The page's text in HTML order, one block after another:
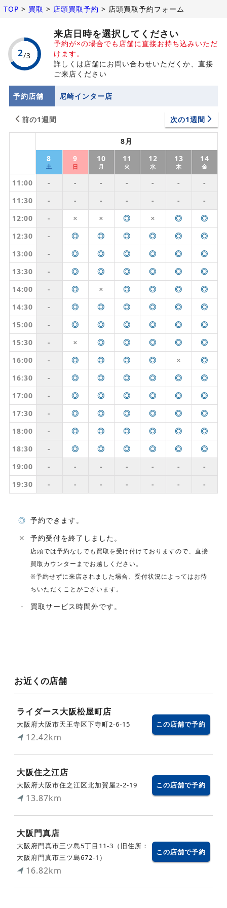
TOP > 買取 > 店頭買取予約 > 店頭買取予約フォーム
来店日時を選択してください
予約が×の場合でも店舗に直接お持ち込みいただ
けます。
詳しくは店舗にお問い合わせいただくか、直接
ご来店ください
予約店舗 尼崎インター店
前の1週間 次の1週間
8月
8
土
9
日
10
月
11
火
12
水
13
木
14
金
11:00 - - - - - -
-
11:30
- - - - - -
-
12:00
- ✕ ✕ ◎ ✕ ◎
◎
12:30
- ◎ ◎ ◎ ◎ ◎
◎
13:00
- ◎ ◎ ◎ ◎ ◎
◎
13:30
- ◎ ◎ ◎ ◎ ◎
◎
14:00
- ◎ ✕ ◎ ◎ ◎
◎
14:30
- ◎ ◎ ◎ ◎ ◎
◎
15:00
- ◎ ◎ ◎ ◎ ◎
◎
15:30
- ✕ ◎ ◎ ◎ ◎
◎
16:00
- ◎ ◎ ◎ ◎ ✕
◎
16:30
- ◎ ◎ ◎ ◎ ◎
◎
17:00
- ◎ ◎ ◎ ◎ ◎
◎
17:30
- ◎ ◎ ◎ ◎ ◎
◎
18:00
- ◎ ◎ ◎ ◎ ◎
◎
18:30
- ◎ ◎ ◎ ◎ ◎
◎
19:00
- - - - - -
-
19:30
- - - - - - -
◎ 予約できます。
✕
予約受付を終了しました。
店頭では予約なしでも買取を受け付けておりますので、直接
買取カウンターまでお越しください。
※予約せずに来店されました場合、受付状況によってはお待
ちいただくことがございます。
- 買取サービス時間外です。
お近くの店舗
ライダース大阪松屋町店
大阪府大阪市天王寺区下寺町2-6-15
12.42km
この店舗で予約
大阪住之江店
大阪府大阪市住之江区北加賀屋2-2-19
13.87km
この店舗で予約
大阪門真店
大阪府門真市三ツ島5丁目11-3（旧住所：
大阪府門真市三ツ島672-1）
16.82km
この店舗で予約